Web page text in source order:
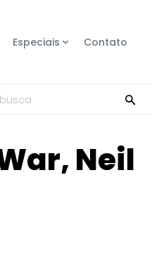
Especiais Contato
Neil